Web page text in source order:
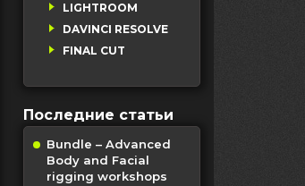
LIGHTROOM
DAVINCI RESOLVE
FINAL CUT
Последние статьи
Bundle – Advanced
Body and Facial
rigging workshops